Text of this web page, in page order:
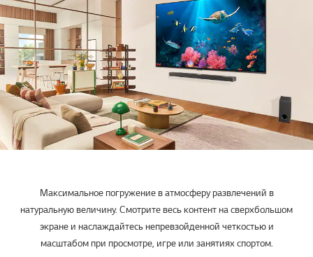
Максимальное погружение в атмосферу развлечений в
натуральную величину. Смотрите весь контент на сверхбольшом
экране и наслаждайтесь непревзойденной четкостью и
масштабом при просмотре, игре или занятиях спортом.